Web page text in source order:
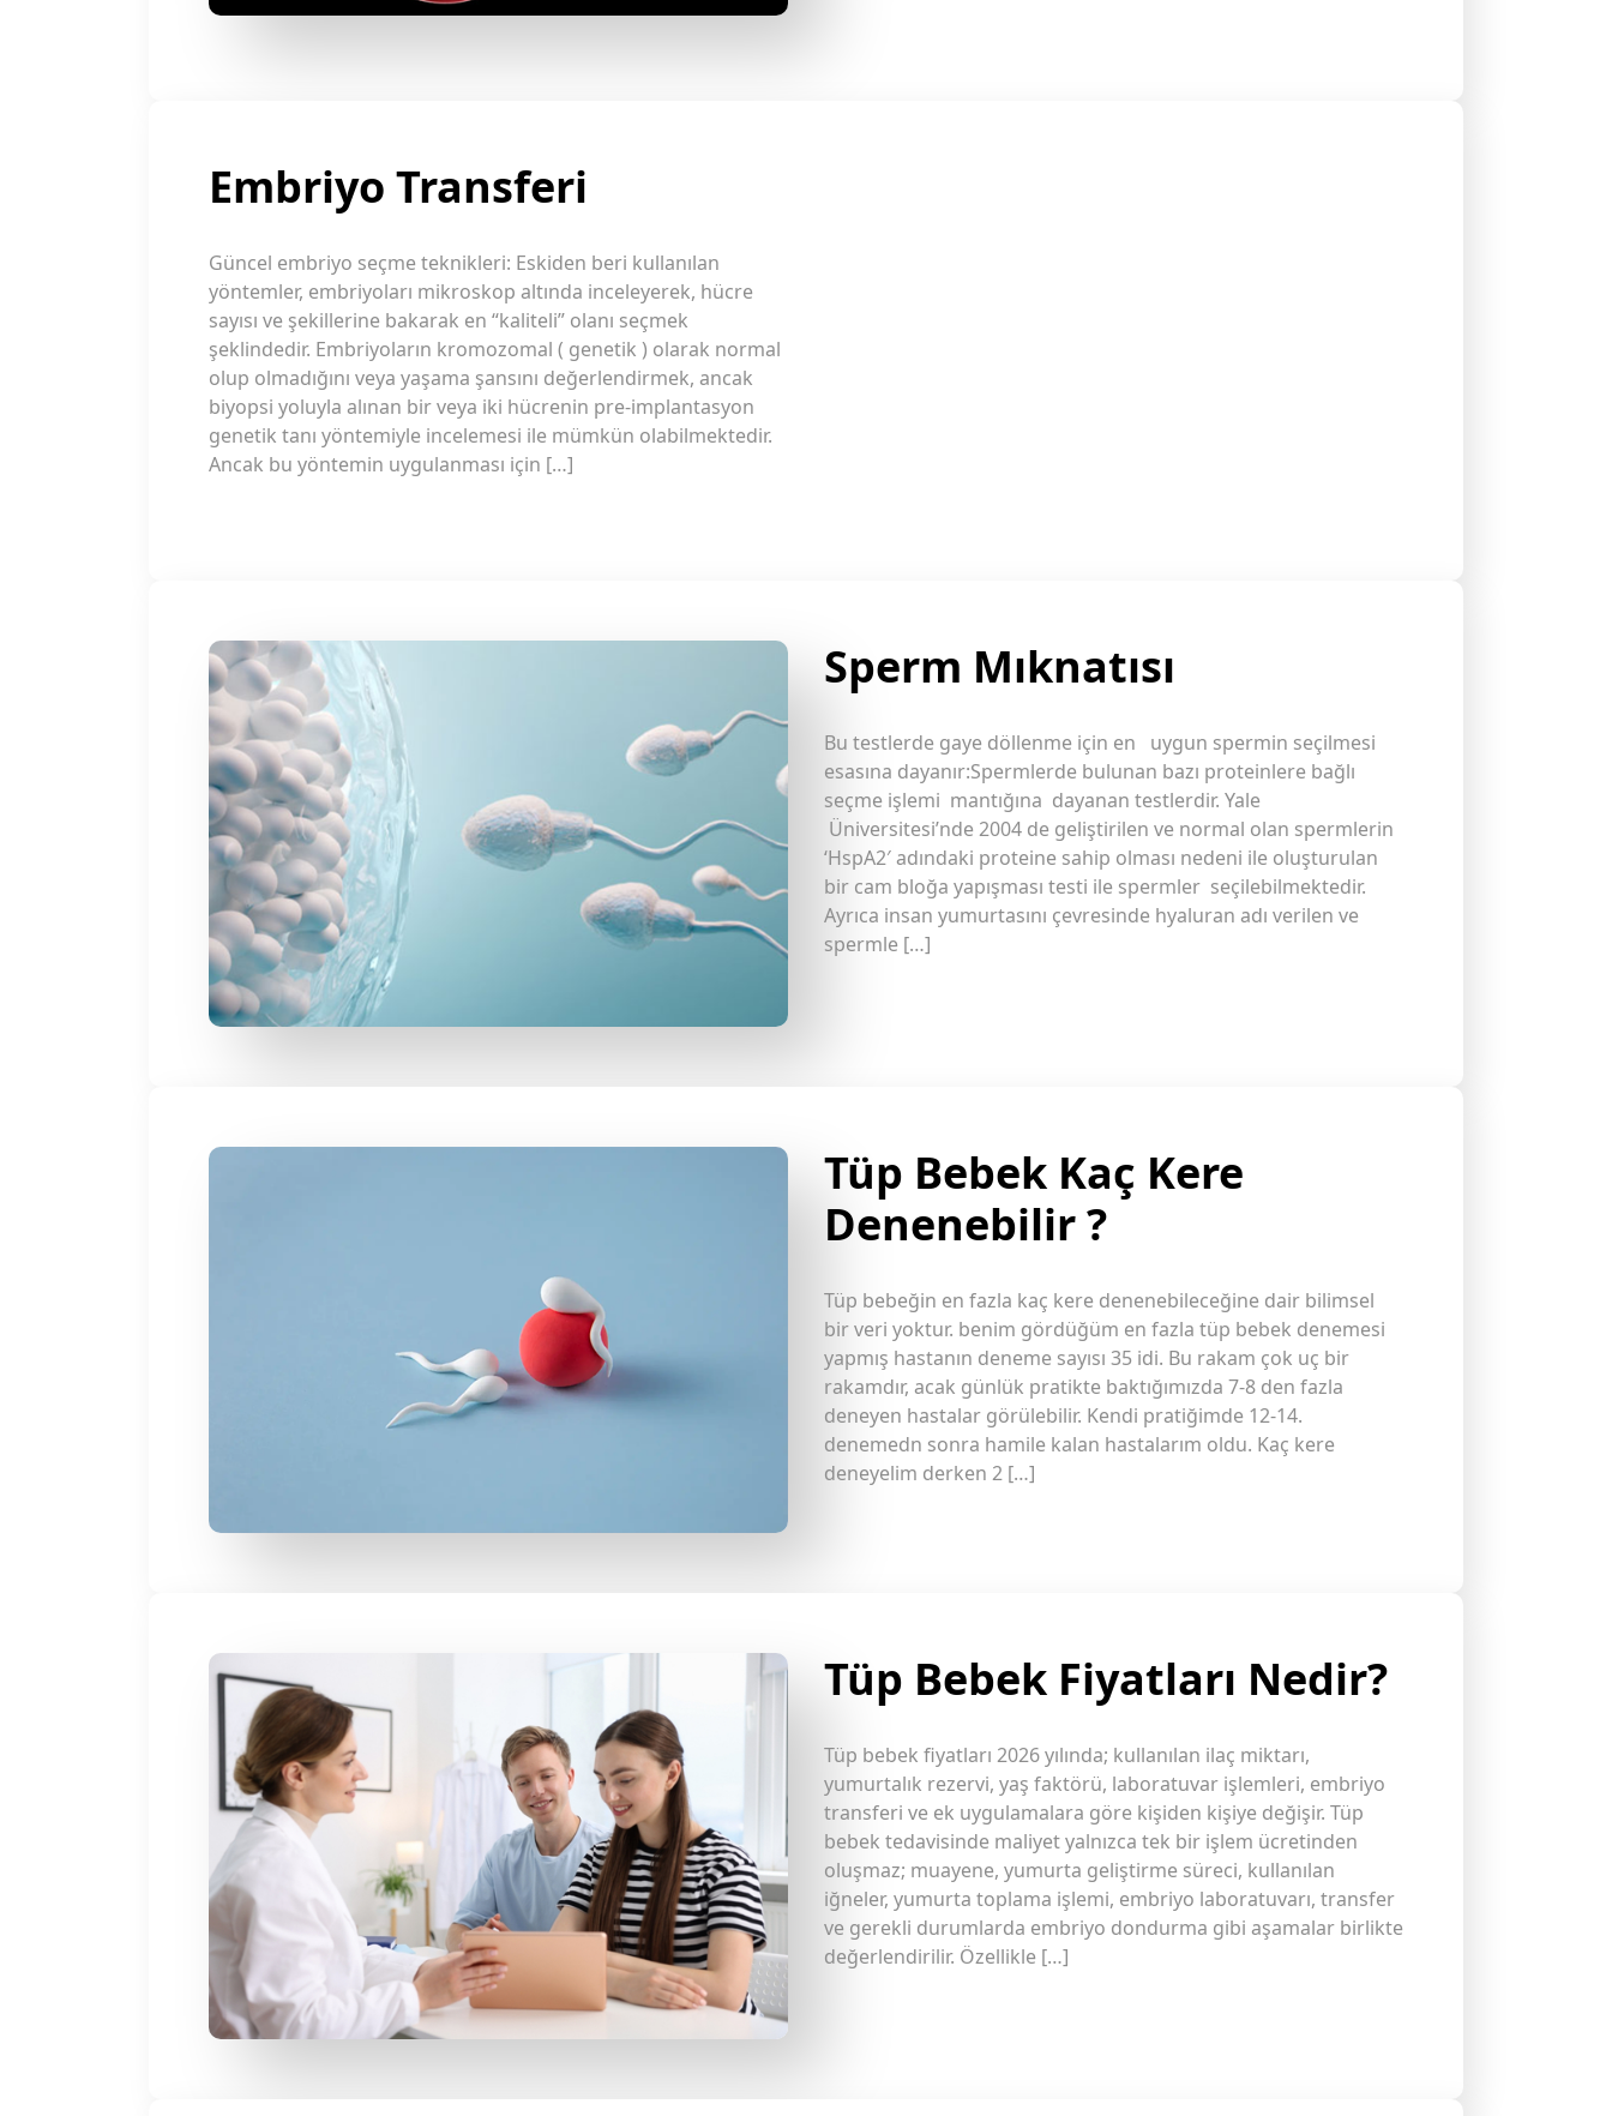
Embriyo Transferi
Güncel embriyo seçme teknikleri: Eskiden beri kullanılan
yöntemler, embriyoları mikroskop altında inceleyerek, hücre
sayısı ve şekillerine bakarak en “kaliteli” olanı seçmek
şeklindedir. Embriyoların kromozomal ( genetik ) olarak normal
olup olmadığını veya yaşama şansını değerlendirmek, ancak
biyopsi yoluyla alınan bir veya iki hücrenin pre-implantasyon
genetik tanı yöntemiyle incelemesi ile mümkün olabilmektedir.
Ancak bu yöntemin uygulanması için […]
Sperm Mıknatısı
Bu testlerde gaye döllenme için en uygun spermin seçilmesi
esasına dayanır:Spermlerde bulunan bazı proteinlere bağlı
seçme işlemi mantığına dayanan testlerdir. Yale
Üniversitesi’nde 2004 de geliştirilen ve normal olan spermlerin
‘HspA2′ adındaki proteine sahip olması nedeni ile oluşturulan
bir cam bloğa yapışması testi ile spermler seçilebilmektedir.
Ayrıca insan yumurtasını çevresinde hyaluran adı verilen ve
spermle […]
Tüp Bebek Kaç Kere
Denenebilir ?
Tüp bebeğin en fazla kaç kere denenebileceğine dair bilimsel
bir veri yoktur. benim gördüğüm en fazla tüp bebek denemesi
yapmış hastanın deneme sayısı 35 idi. Bu rakam çok uç bir
rakamdır, acak günlük pratikte baktığımızda 7-8 den fazla
deneyen hastalar görülebilir. Kendi pratiğimde 12-14.
denemedn sonra hamile kalan hastalarım oldu. Kaç kere
deneyelim derken 2 […]
Tüp Bebek Fiyatları Nedir?
Tüp bebek fiyatları 2026 yılında; kullanılan ilaç miktarı,
yumurtalık rezervi, yaş faktörü, laboratuvar işlemleri, embriyo
transferi ve ek uygulamalara göre kişiden kişiye değişir. Tüp
bebek tedavisinde maliyet yalnızca tek bir işlem ücretinden
oluşmaz; muayene, yumurta geliştirme süreci, kullanılan
iğneler, yumurta toplama işlemi, embriyo laboratuvarı, transfer
ve gerekli durumlarda embriyo dondurma gibi aşamalar birlikte
değerlendirilir. Özellikle […]